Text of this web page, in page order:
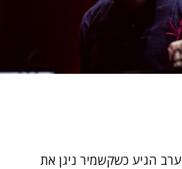
הגיע כשקשמיר ניגן את